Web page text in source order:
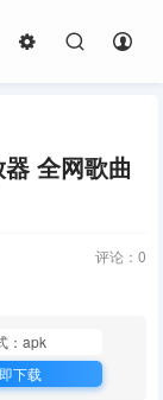
全网歌曲
评论： 0
：apk
下载